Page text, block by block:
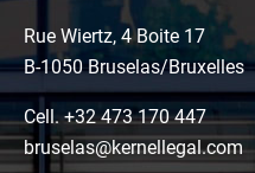
Rue Wiertz, 4 Boite 17
B-1050 Bruselas/Bruxelles
Cell. +32 473 170 447
bruselas@kernellegal.com